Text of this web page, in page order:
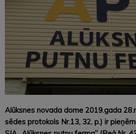
Alūksnes novada dome 2019.gada
sēdes protokols Nr.13, 32. p.) ir